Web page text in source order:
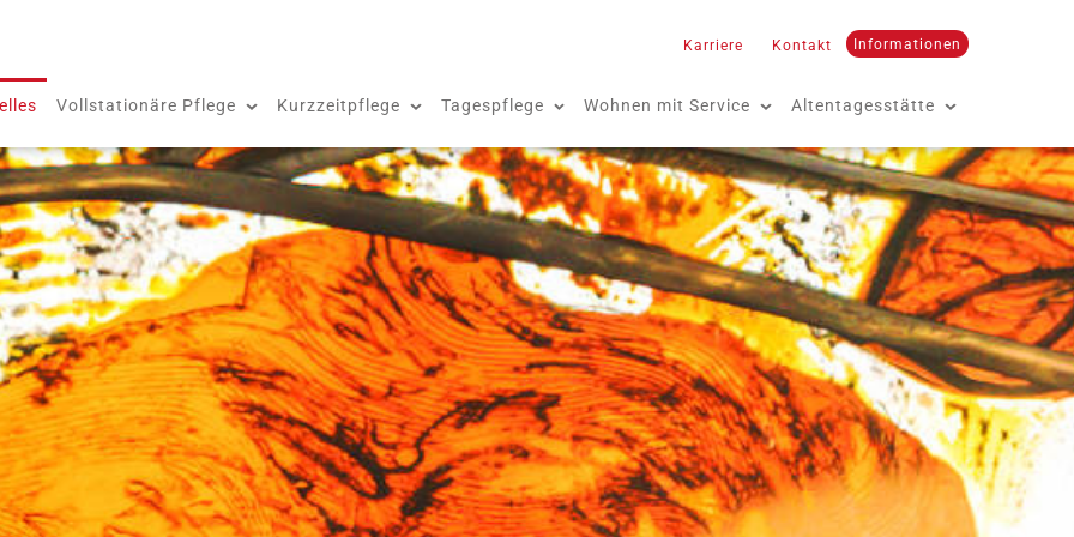
Karriere Kontakt Informationen
Vollstationäre Pflege Kurzzeitpflege Tagespflege Wohnen mit Service Altentagesstätte